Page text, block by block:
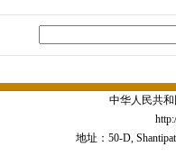
中华人民共
地址：50-D,